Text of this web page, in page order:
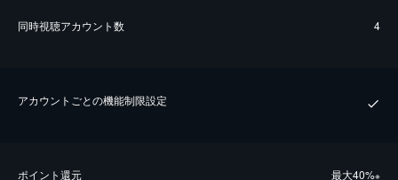
同時視聴アカウント数 4
アカウントごとの機能制限設定
ポイント還元 最⼤40%※